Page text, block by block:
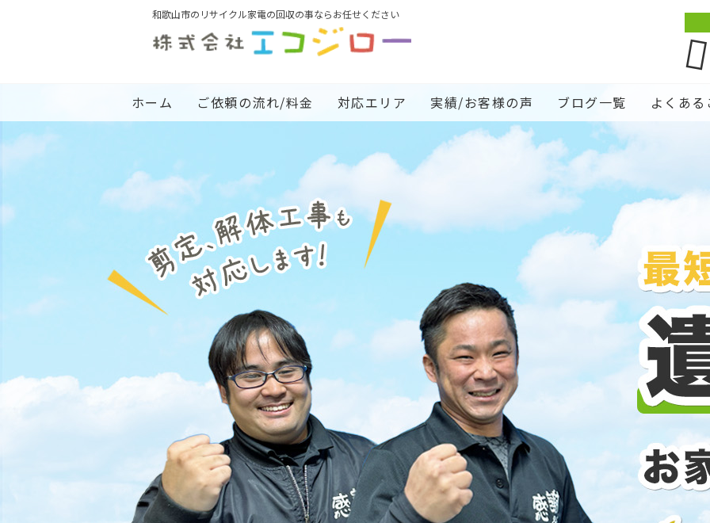
和歌山市のリサイクル家電の回収の事ならお任せください
ホーム ご依頼の流れ/料金 対応エリア 実績/お客様の声 ブログ一覧 よくあ